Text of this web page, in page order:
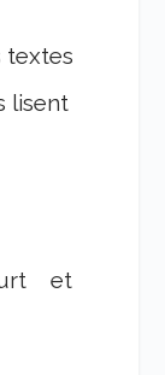
textes
lisent
et